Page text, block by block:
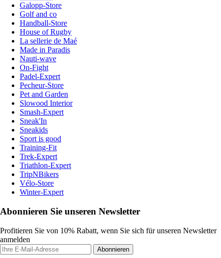
Galopp-Store
Golf and co
Handball-Store
House of Rugby
La sellerie de Maé
Made in Paradis
Nauti-wave
On-Fight
Padel-Expert
Pecheur-Store
Pet and Garden
Slowood Interior
Smash-Expert
Sneak'In
Sneakids
Sport is good
Training-Fit
Trek-Expert
Triathlon-Expert
TripNBikers
Vélo-Store
Winter-Expert
Abonnieren Sie unseren Newsletter
Profitieren Sie von 10% Rabatt, wenn Sie sich für unseren Newsletter
anmelden
Abonnieren